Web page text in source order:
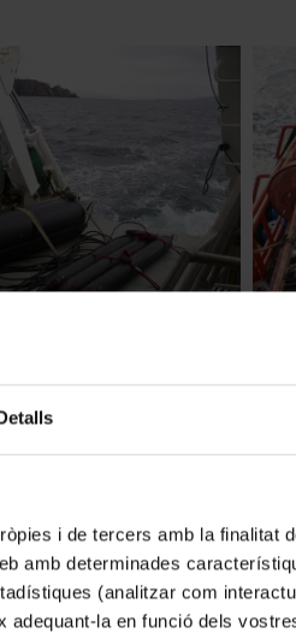
i de tercers amb la finalitat
amb determinades
(analitzar com
adequant-la en funció dels